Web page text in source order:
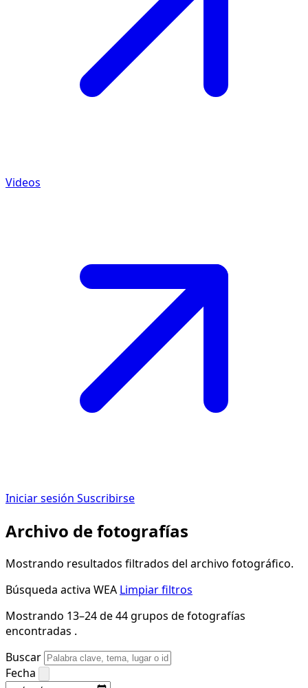
Videos
Iniciar sesión Suscribirse
Archivo de fotografías
Mostrando resultados filtrados del archivo fotográfico.
Búsqueda activa WEA Limpiar filtros
Mostrando 13–24 de 44 grupos de fotografías
encontradas .
Buscar
Fecha